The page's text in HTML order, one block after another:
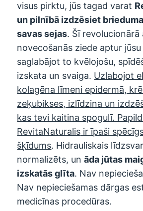
visus pirktu, jūs tagad varat
un pilnībā izdzēsiet
savas sejas. Šī revolucionārā
novecošanās ziede aptur jūsu
saglabājot to kvēlojošu,
izskata un svaiga. Uzlabojot
kolagēna līmeni epidermā,
zeķubikses, izlīdzina un
kas tevi kaitina spogulī.
RevitaNaturalis ir īpaši
šķīdums. Hidrauliskais
normalizēts, unāda jūtas
izskatās glīta. Nav
Nav nepieciešamas dārgas
medicīnas procedūras.